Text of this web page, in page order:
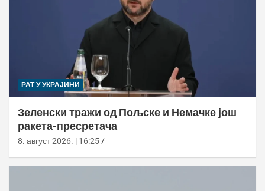
РАТ У УКРАЈИНИ
Зеленски тражи од Пољске и Немачке још
ракета-пресретача
8. август 2026. | 16:25